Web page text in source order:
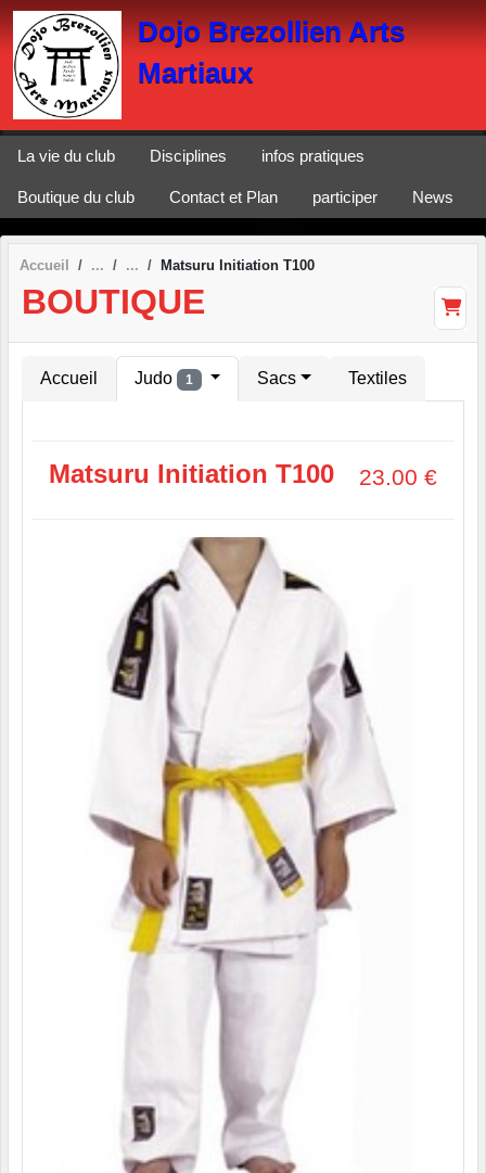
Dojo Brezollien Arts
Martiaux
La vie du club Disciplines infos pratiques
Boutique du club Contact et Plan participer News
Accueil Matsuru Initiation T100
BOUTIQUE
Accueil Judo 1 Sacs Textiles
Matsuru Initiation T100 23.00 €
Panneau de gestion des cookies